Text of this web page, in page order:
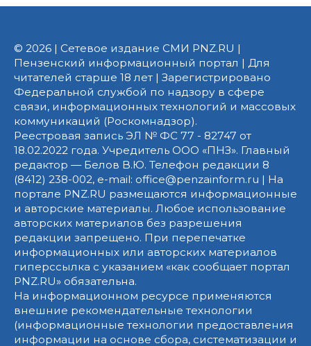
© 2026 | Сетевое издание СМИ PNZ.RU |
Пензенский информационный портал | Для
читателей старше 18 лет | Зарегистрировано
Федеральной службой по надзору в сфере
связи, информационных технологий и массовых
коммуникаций (Роскомнадзор).
Реестровая запись ЭЛ № ФС 77 - 82747 от
18.02.2022 года. Учредитель ООО «ПНЗ». Главный
редактор — Белов В.Ю. Телефон редакции 8
(8412) 238-002, e-mail: office@penzainform.ru | На
портале PNZ.RU размещаются информационные
и авторские материалы. Любое использование
авторских материалов без разрешения
редакции запрещено. При перепечатке
информационных или авторских материалов
гиперссылка с указанием «как сообщает портал
PNZ.RU» обязательна.
На информационном ресурсе применяются
внешние рекомендательные технологии
(информационные технологии предоставления
информации на основе сбора, систематизации и